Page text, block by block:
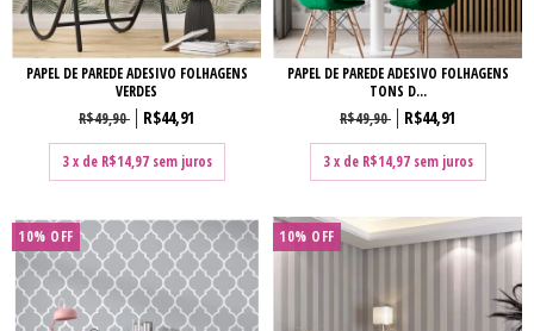
PAPEL DE PAREDE ADESIVO FOLHAGENS
VERDES
R$49,90
R$44,91
3 x de R$14,97 sem juros
PAPEL DE PAREDE ADESIVO FOLHAGENS
TONS D...
R$49,90
R$44,91
3 x de R$14,97 sem juros
10% OFF 10% OFF